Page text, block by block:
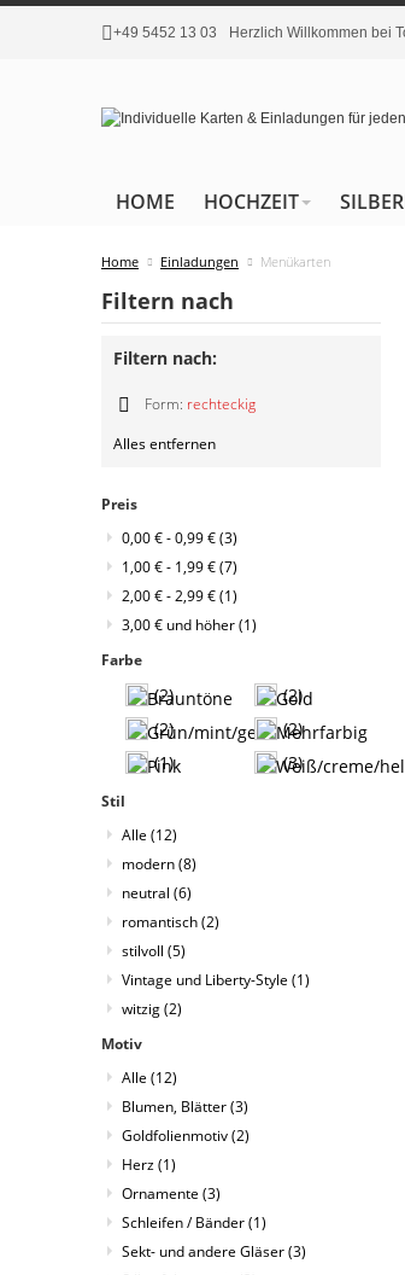
+49 5452 13 03 Herzlich Willkommen bei
HOME HOCHZEIT
Home Einladungen Menükarten
Filtern nach
Filtern nach:
Form: rechteckig
Artikel
Alles entfernen
Preis
0,00 €-0,99 €(3)
1,00 €- 1,99 €(7)
2,00 €-2,99 €(1)
3,00 € und höher(1)
Farbe
(2)
(2)
(2)
(2)
(1)
(3)
Stil
Alle (12)
modern(8)
neutral (6)
romantisch(2)
stilvoll (5)
Vintage und Liberty-Style (1)
witzig(2)
Motiv
Alle (12)
Blumen, Blätter(3)
Goldfolienmotiv(2)
Herz(1)
Ornamente (3)
Schleifen / Bänder(1)
Sekt- und andere Gläser(3)